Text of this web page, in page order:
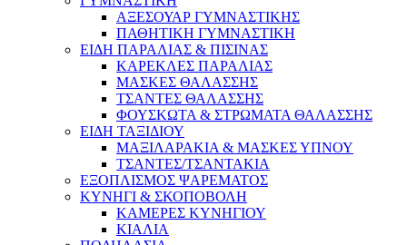
ΑΞΕΣΟΥΑΡ ΓΥΜΝΑΣΤΙΚΗΣ
ΠΑΘΗΤΙΚΗ ΓΥΜΝΑΣΤΙΚΗ
ΕΙΔΗ ΠΑΡΑΛΙΑΣ & ΠΙΣΙΝΑΣ
ΚΑΡΕΚΛΕΣ ΠΑΡΑΛΙΑΣ
ΜΑΣΚΕΣ ΘΑΛΑΣΣΗΣ
ΤΣΑΝΤΕΣ ΘΑΛΑΣΣΗΣ
ΦΟΥΣΚΩΤΑ & ΣΤΡΩΜΑΤΑ ΘΑΛΑΣΣΗΣ
ΕΙΔΗ ΤΑΞΙΔΙΟΥ
ΜΑΞΙΛΑΡΑΚΙΑ & ΜΑΣΚΕΣ ΥΠΝΟΥ
ΤΣΑΝΤΕΣ/ΤΣΑΝΤΑΚΙΑ
ΕΞΟΠΛΙΣΜΟΣ ΨΑΡΕΜΑΤΟΣ
ΚΥΝΗΓΙ & ΣΚΟΠΟΒΟΛΗ
ΚΑΜΕΡΕΣ ΚΥΝΗΓΙΟΥ
ΚΙΑΛΙΑ